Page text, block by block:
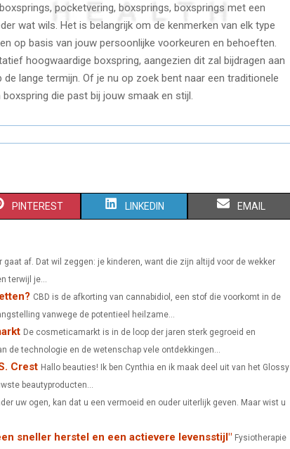
pocketvering, boxsprings, boxsprings met een
wat wils. Het is belangrijk om de kenmerken van elk type
op basis van jouw persoonlijke voorkeuren en behoeften.
hoogwaardige boxspring, aangezien dit zal bijdragen aan
lange termijn. Of je nu op zoek bent naar een traditionele
die past bij jouw smaak en stijl.
S
R
O
PINTEREST S
O
LINKEDIN S
A
O
EMAIL
gaat af. Dat wil zeggen: je kinderen, want die zijn altijd voor de wekker
terwijl je...
CBD is de afkorting van cannabidiol, een stof die voorkomt in de
vanwege de potentieel heilzame...
De cosmeticamarkt is in de loop der jaren sterk gegroeid en
de technologie en de wetenschap vele ontdekkingen...
Crest Hallo beauties! Ik ben Cynthia en ik maak deel uit van het Glossy
beautyproducten...
uw ogen, kan dat u een vermoeid en ouder uiterlijk geven. Maar wist u
sneller herstel en een actievere levensstijl" Fysiotherapie